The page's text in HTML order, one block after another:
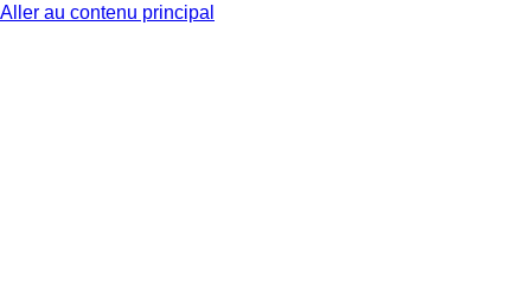
Aller au contenu principal